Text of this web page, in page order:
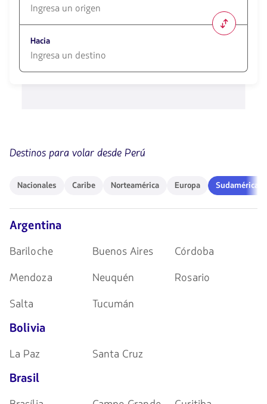
opciones
disponibles.
Usa
las
Hacia
flechas
para
Destinos para volar desde Perú
Nacionales
Nacionales Caribe
Caribe Norteamérica
Norteamérica Europa
Europa Sudamérica
Sudamérica
Argentina
Bariloche Buenos Aires
Córdoba
Mendoza
Neuquén
Rosario
Salta
Tucumán
Bolivia
La Paz Santa Cruz
Brasil